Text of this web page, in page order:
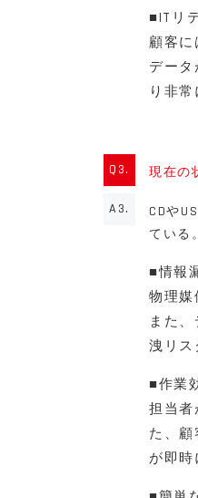
■ITリ
顧客
デー
り非常
Q3. 現在の
A3.
CDや
ている。
■情報
物理媒
また
洩リス
■作業
担当者
た、
が即